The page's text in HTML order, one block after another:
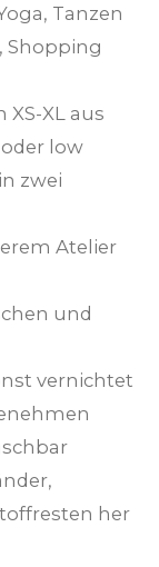
Tanzen
Shopping
XS-XL aus
low
zwei
Atelier
und
vernichtet
her